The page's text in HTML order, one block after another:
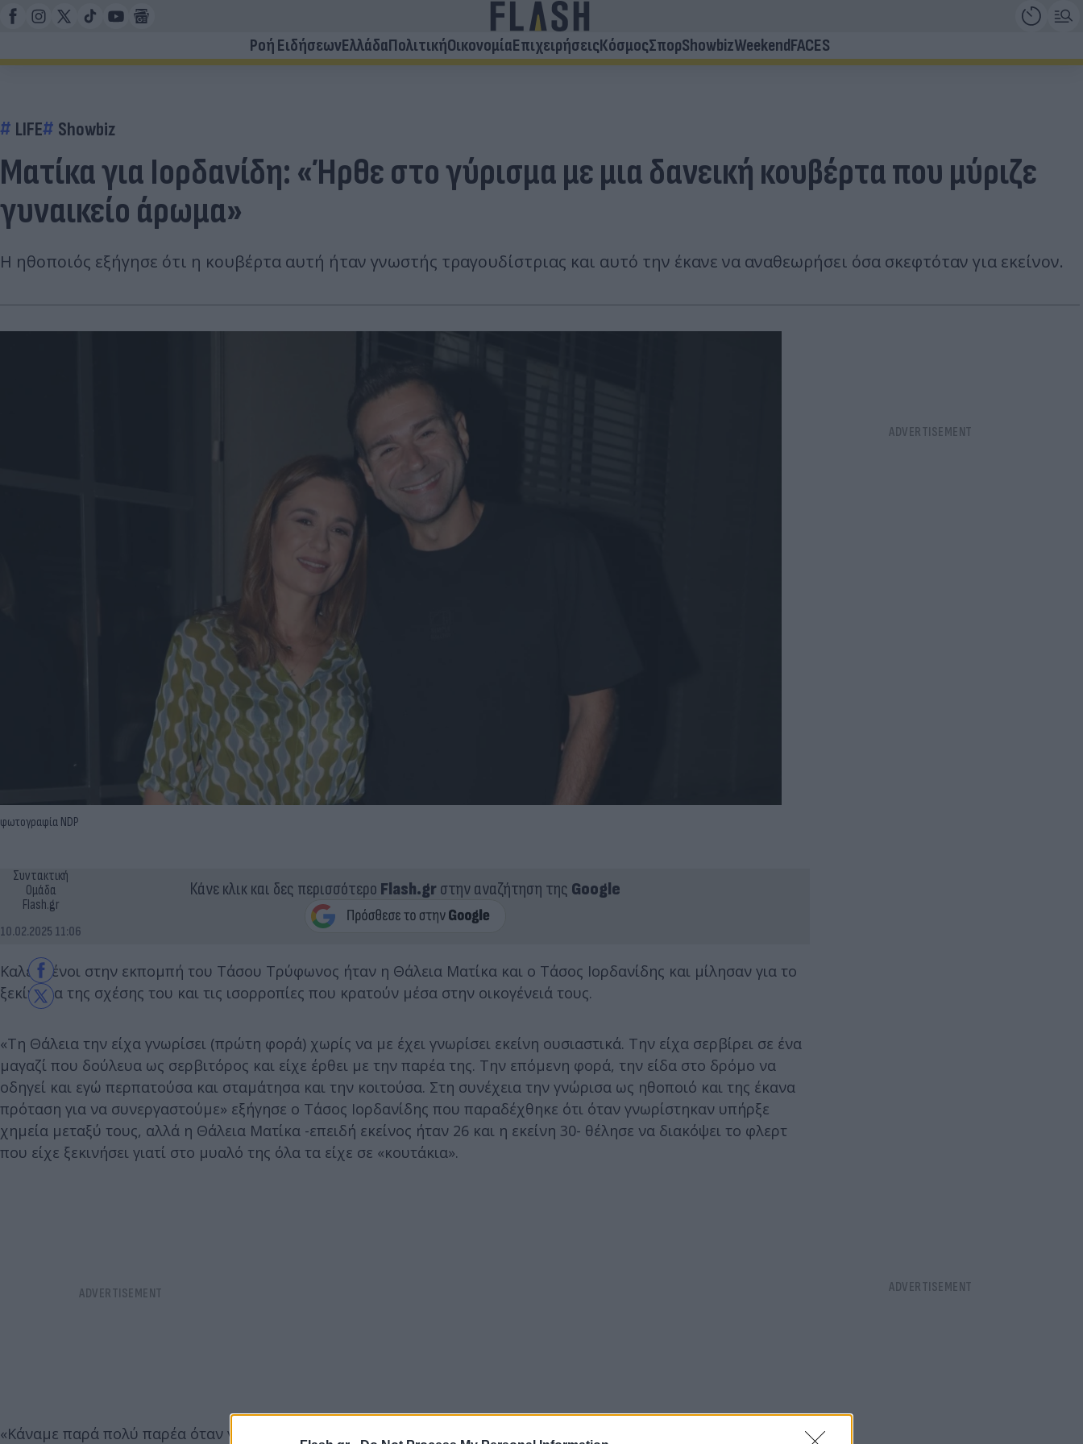
Ροή ΕιδήσεωνΕλλάδαΠολιτικήΟικονομίαΕπιχειρήσειςΚόσμοςΣπορShowbizWeekendFACES
LIFE Showbiz
Ματίκα για Ιορδανίδη: «Ήρθε στο γύρισμα με μια δανεική κουβέρτα που μύριζε
γυναικείο άρωμα»
Η ηθοποιός εξήγησε ότι η κουβέρτα αυτή ήταν γνωστής τραγουδίστριας και αυτό την έκανε να αναθεωρήσει όσα σκεφτόταν για εκείνον.
φωτογραφία NDP
Συντακτική
Ομάδα
Flash.gr
10.02.2025 11:06
Κάνε κλικ και δες περισσότερο Flash.grστην αναζήτηση της Google
Καλεσμένοι στην εκπομπή του Τάσου Τρύφωνος ήταν η Θάλεια Ματίκα και ο Τάσος Ιορδανίδης και μίλησαν για το
ξεκίνημα της σχέσης του και τις ισορροπίες που κρατούν μέσα στην οικογένειά τους.
«Τη Θάλεια την είχα γνωρίσει (πρώτη φορά) χωρίς να με έχει γνωρίσει εκείνη ουσιαστικά. Την είχα σερβίρει σε ένα
μαγαζί που δούλευα ως σερβιτόρος και είχε έρθει με την παρέα της. Την επόμενη φορά, την είδα στο δρόμο να
οδηγεί και εγώ περπατούσα και σταμάτησα και την κοιτούσα. Στη συνέχεια την γνώρισα ως ηθοποιό και της έκανα
πρόταση για να συνεργαστούμε» εξήγησε ο Τάσος Ιορδανίδης που παραδέχθηκε ότι όταν γνωρίστηκαν υπήρξε
χημεία μεταξύ τους, αλλά η Θάλεια Ματίκα -επειδή εκείνος ήταν 26 και η εκείνη 30- θέλησε να διακόψει το φλερτ
που είχε ξεκινήσει γιατί στο μυαλό της όλα τα είχε σε «κουτάκια».
«Κάναμε παρά πολύ παρέα όταν γνωριστήκαμε. Ο Τάσος με διεκδικούσε πάρα πολύ, εγώ κρατούσα σοβαρή